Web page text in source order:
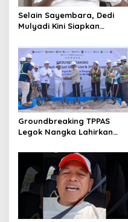
Selain Sayembara, Dedi
Mulyadi Kini Siapkan
Sebarkan Lokasi Penjualan
Narkotika
Groundbreaking TPPAS
Legok Nangka Lahirkan
Penyelesaian Sampah
Bandung Raya